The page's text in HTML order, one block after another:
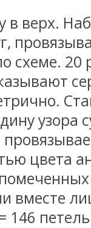
в верх.
схеме. 20
цвета
вместе
146